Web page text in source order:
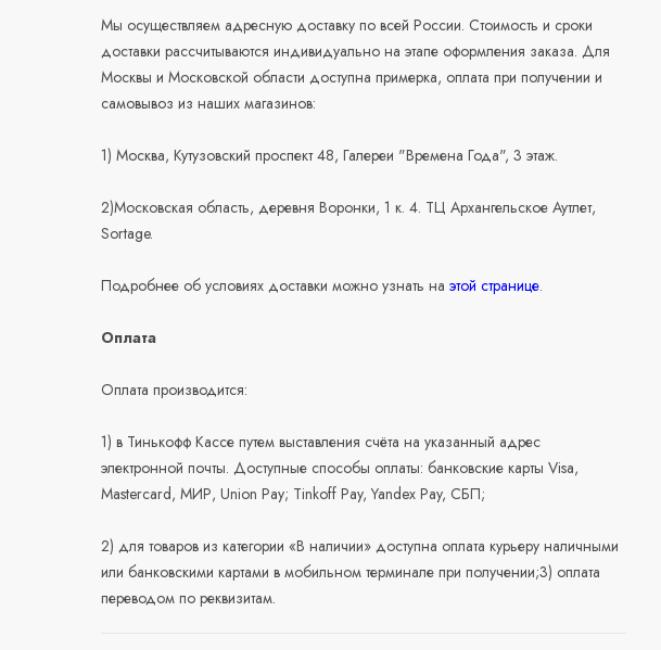
Мы осуществляем адресную доставку по всей России. Стоимость и сроки
доставки рассчитываются индивидуально на этапе оформления заказа. Для
Москвы и Московской области доступна примерка, оплата при получении и
самовывоз из наших магазинов:
1) Москва, Кутузовский проспект 48, Галереи "Времена Года", 3 этаж.
2)Московская область, деревня Воронки, 1 к. 4. ТЦ Архангельское Аутлет,
Sortage.
Подробнее об условиях доставки можно узнать наэтой странице.
Оплата
Оплата производится:
1) в Тинькофф Кассе путем выставления счёта на указанный адрес
электронной почты. Доступные способы оплаты: банковские карты Visa,
Mastercard, МИР, Union Pay; Tinkoff Pay, Yandex Pay, СБП;
2) для товаров из категории «В наличии» доступна оплата курьеру наличными
или банковскими картами в мобильном терминале при получении;3) оплата
переводом по реквизитам.